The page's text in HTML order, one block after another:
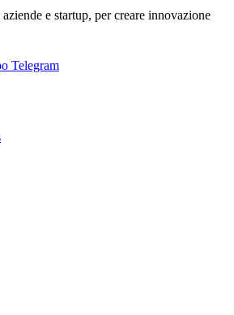
e startup, per creare innovazione
Telegram